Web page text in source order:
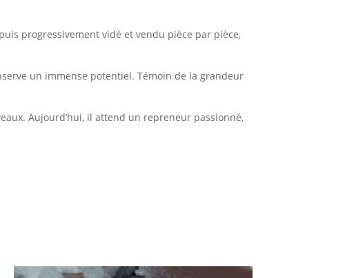
progressivement vidé et vendu pièce par pièce,
un immense potentiel. Témoin de la grandeur
Aujourd’hui, il attend un repreneur passionné,